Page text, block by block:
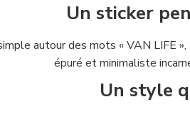
Un sticker
autour des mots « VAN LIFE
épuré et minimaliste
Un style